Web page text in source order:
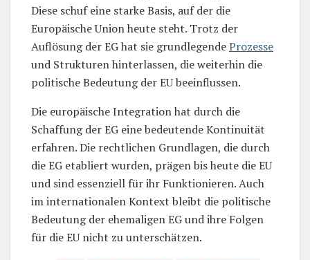
Diese schuf eine starke Basis, auf der die
Europäische Union heute steht. Trotz der
Auflösung der EG hat sie grundlegendeProzesse
und Strukturen hinterlassen, die weiterhin die
politische Bedeutung der EU beeinflussen.
Die europäische Integration hat durch die
Schaffung der EG eine bedeutende Kontinuität
erfahren. Die rechtlichen Grundlagen, die durch
die EG etabliert wurden, prägen bis heute die EU
und sind essenziell für ihr Funktionieren. Auch
im internationalen Kontext bleibt die politische
Bedeutung der ehemaligen EG und ihre Folgen
für die EU nicht zu unterschätzen.